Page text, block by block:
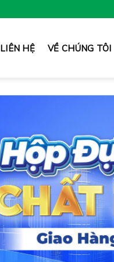
LIÊN HỆ VỀ CHÚNG TÔI